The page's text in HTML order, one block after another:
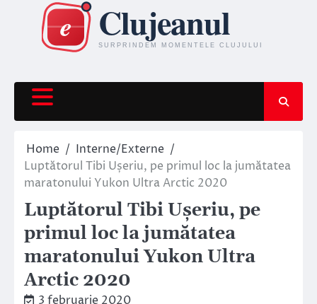
content
Home
Interne/Externe
Luptătorul Tibi Ușeriu, pe primul loc la jumătatea
maratonului Yukon Ultra Arctic 2020
Luptătorul Tibi Ușeriu, pe
primul loc la jumătatea
maratonului Yukon Ultra
Arctic 2020
3 februarie 2020